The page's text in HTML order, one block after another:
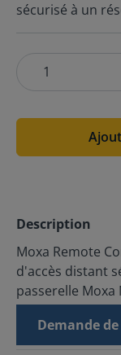
sécurisé à un
Description
Moxa Remote
d'accès distant
passerelle Moxa
Demande